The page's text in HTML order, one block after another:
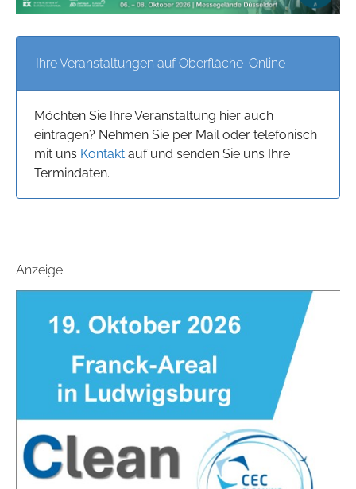
Ihre Veranstaltungen auf Oberfläche-Online
Möchten Sie Ihre Veranstaltung hier auch
eintragen? Nehmen Sie per Mail oder telefonisch
mit uns Kontakt auf und senden Sie uns Ihre
Termindaten.
Anzeige